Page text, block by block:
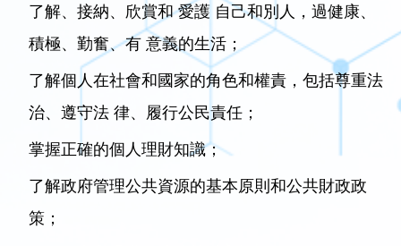
了解、接納、欣賞和 愛護 自己和別人，過健康、
積極、勤奮、有 意義的生活；
了解個人在社會和國家的角色和權責，包括尊重法
治、遵守法 律、履行公民責任；
掌握正確的個人理財知識；
了解政府管理公共資源的基本原則和公共財政政
策；